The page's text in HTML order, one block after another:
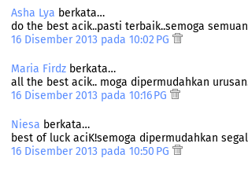
Asha Lya berkata…
do the best acik..pasti terbaik..semoga
16 Disember 2013 pada 10:02 PG
Maria Firdz berkata…
all the best acik.. moga dipermudahkan
16 Disember 2013 pada 10:16 PG
Niesa berkata…
best of luck aciK!semoga dipermudahkan
16 Disember 2013 pada 10:50 PG